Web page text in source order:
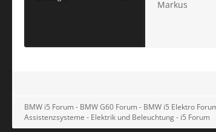
Markus
BMW i5 Forum - BMW G60 Forum - BMW i5 Elektro
Assistenzsysteme - Elektrik und Beleuchtung - i5 Forum